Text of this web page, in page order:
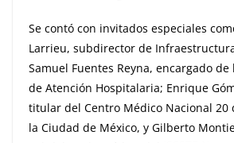
Se contó con invitados especiales
Larrieu, subdirector de
Samuel Fuentes Reyna, encargado
de Atención Hospitalaria; Enrique
titular del Centro Médico Nacional 20
la Ciudad de México, y Gilberto